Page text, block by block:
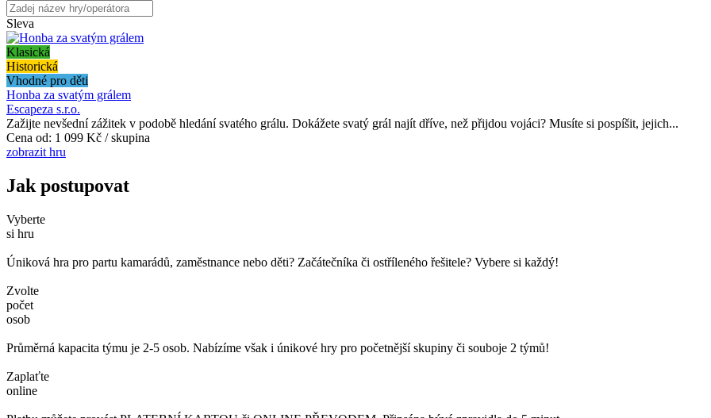
Sleva
Klasická
Historická
Vhodné pro děti
Honba za svatým grálem
Escapeza s.r.o.
Zažijte nevšední zážitek v podobě hledání svatého grálu. Dokážete svatý grál najít dříve, než přijdou vojáci? Musíte si pospíšit, jejich...
Cena od: 1 099 Kč / skupina
zobrazit hru
Jak postupovat
Vyberte
si hru
Úniková hra pro partu kamarádů, zaměstnance nebo děti? Začátečníka či ostříleného řešitele? Vybere si každý!
Zvolte
počet
osob
Průměrná kapacita týmu je 2-5 osob. Nabízíme však i únikové hry pro početnější skupiny či souboje 2 týmů!
Zaplaťte
online